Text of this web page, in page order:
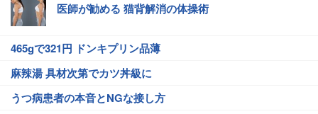
医師が勧める 猫背解消の体操術
465gで321円 ドンキプリン品薄
麻辣湯 具材次第でカツ丼級に
うつ病患者の本音とNGな接し方